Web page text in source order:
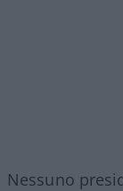
Nessuno